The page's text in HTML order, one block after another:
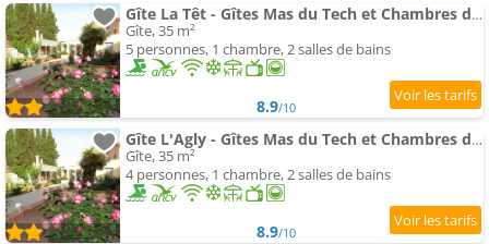
Gîte La Têt - Gîtes Mas du Tech et Chambres d'hôtes
Gîte, 35 m²
5 personnes, 1 chambre, 2 salles de bains
8.9/10
Gîte L'Agly - Gîtes Mas du Tech et Chambres d'hôtes
Gîte, 35 m²
4 personnes, 1 chambre, 2 salles de bains
8.9/10